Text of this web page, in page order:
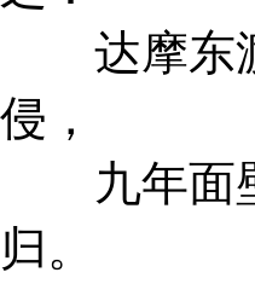
达摩东渡
侵，
九年面壁
归。